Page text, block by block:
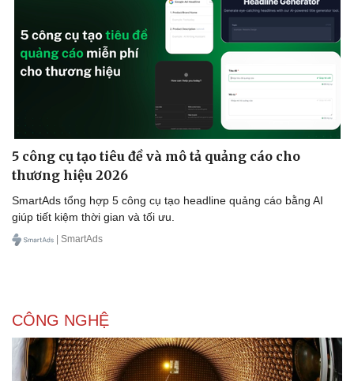
5 công cụ tạo tiêu đề và mô tả quảng cáo cho
thương hiệu 2026
SmartAds tổng hợp 5 công cụ tạo headline quảng cáo bằng AI
giúp tiết kiệm thời gian và tối ưu.
| SmartAds
CÔNG NGHỆ